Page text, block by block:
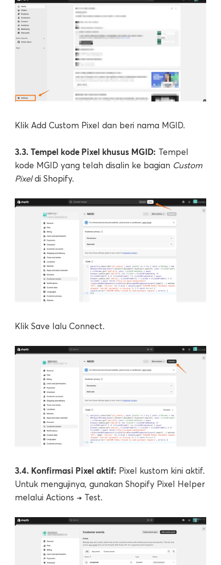
Klik Add Custom Pixel dan beri nama MGID.
3.3. Tempel kode Pixel khusus MGID: Tempel
kode MGID yang telah disalin ke bagian Custom
Pixeldi Shopify.
Klik Save lalu Connect.
3.4. Konfirmasi Pixel aktif: Pixel kustom kini aktif.
Untuk mengujinya, gunakan Shopify Pixel Helper
melalui Actions → Test.